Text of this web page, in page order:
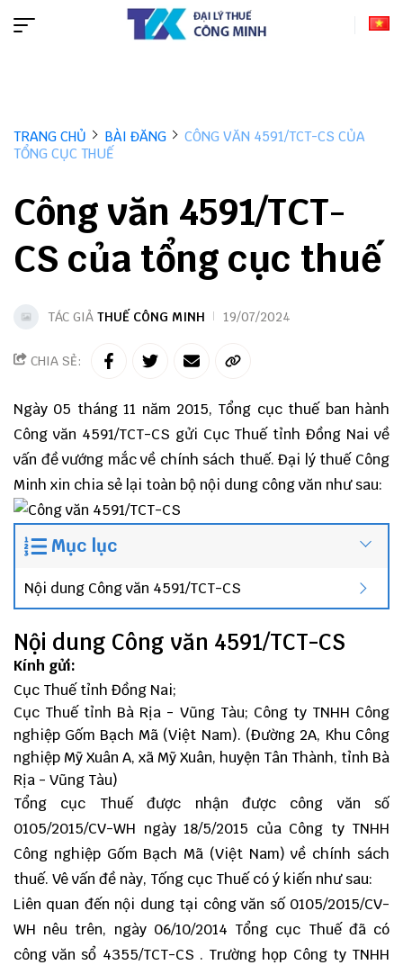
TRANG CHỦ BÀI ĐĂNG
CÔNG VĂN 4591/TCT-CS CỦA
TỔNG CỤC THUẾ
Công văn 4591/TCT-
CS của tổng cục thuế
TÁC GIẢ THUẾ CÔNG MINH 19/07/2024
CHIA SẺ:
Ngày 05 tháng 11 năm 2015, Tổng cục thuế ban hành
Công văn 4591/TCT-CS gửi Cục Thuế tỉnh Đồng Nai về
vấn đề vướng mắc về chính sách thuế.Đại lý thuế Công
Minh xin chia sẻ lại toàn bộ nội dung công văn như sau:
Mục lục
Nội dung Công văn 4591/TCT-CS
Nội dung Công văn 4591/TCT-CS
Kính gửi:
Cục Thuế tỉnh Đồng Nai;
Cục Thuế tỉnh Bà Rịa - Vũng Tàu; Công ty TNHH Công
nghiệp Gốm Bạch Mã (Việt Nam). (Đường 2A, Khu Công
nghiệp Mỹ Xuân A, xã Mỹ Xuân, huyện Tân Thành, tỉnh Bà
Rịa - Vũng Tàu)
Tổng cục Thuế được nhận được công văn số
0105/2015/CV-WH ngày 18/5/2015 của Công ty TNHH
Công nghiệp Gốm Bạch Mã (Việt Nam) về chính sách
thuế. Vê vấn đề này, Tống cục Thuế có ý kiến như sau:
Liên quan đến nội dung tại công văn số 0105/2015/CV-
WH nêu trên, ngày 06/10/2014 Tổng cục Thuế đã có
công văn sổ 4355/TCT-CS . Trường họp Công ty TNHH